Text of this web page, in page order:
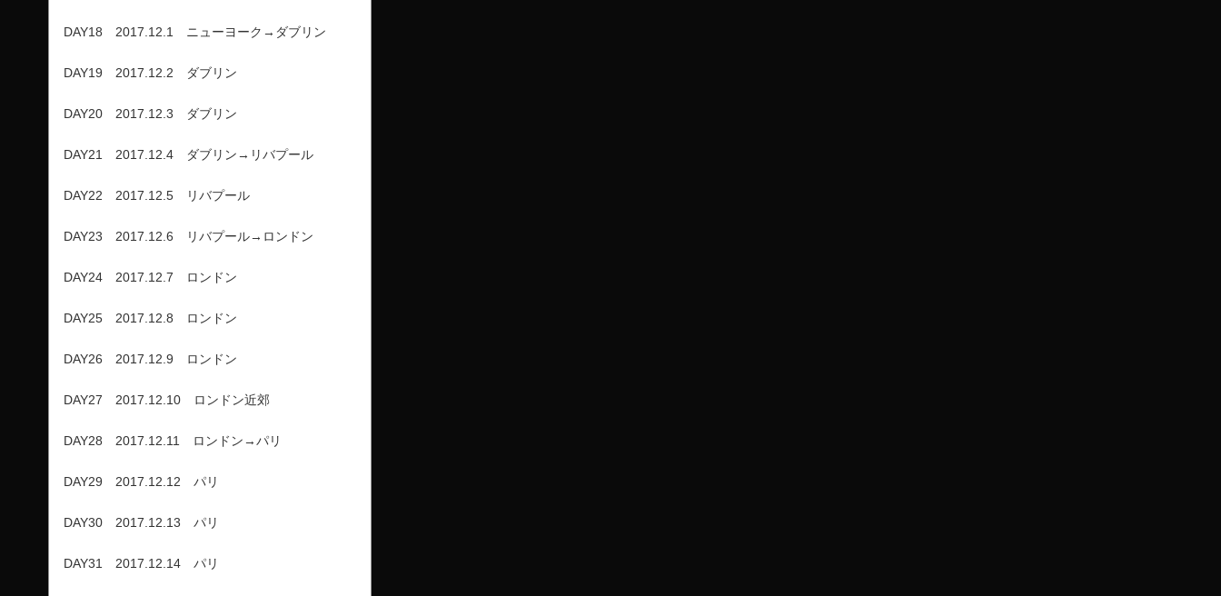
DAY18 2017.12.1 ニューヨーク→ダブリン
DAY19 2017.12.2 ダブリン
DAY20 2017.12.3 ダブリン
DAY21 2017.12.4 ダブリン→リバプール
DAY22 2017.12.5 リバプール
DAY23 2017.12.6 リバプール→ロンドン
DAY24 2017.12.7 ロンドン
DAY25 2017.12.8 ロンドン
DAY26 2017.12.9 ロンドン
DAY27 2017.12.10 ロンドン近郊
DAY28 2017.12.11 ロンドン→パリ
DAY29 2017.12.12 パリ
DAY30 2017.12.13 パリ
DAY31 2017.12.14 パリ